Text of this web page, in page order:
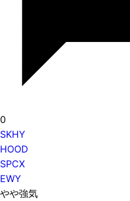
0
SKHY
HOOD
SPCX
EWY
やや強気